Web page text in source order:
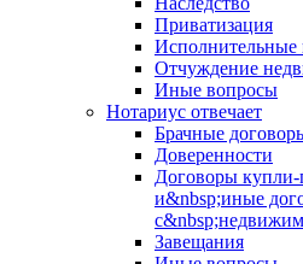
Приватизация
Исполнительные
Отчуждение
Иные вопросы
Нотариус отвечает
Брачные
Доверенности
Договоры
и&nbsp;иные
Завещания